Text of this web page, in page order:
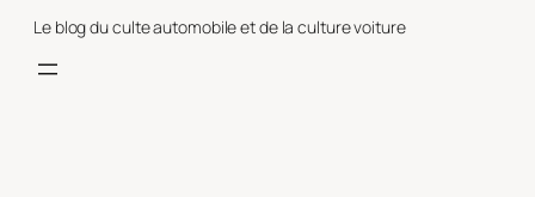
Le blog du culte automobile et de la culture voiture